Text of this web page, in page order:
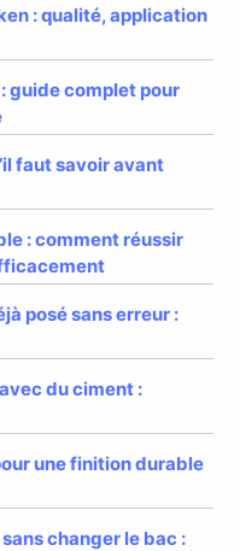
: qualité, application
guide complet pour
faut savoir avant
: comment réussir
posé sans erreur :
du ciment :
une finition durable
changer le bac :